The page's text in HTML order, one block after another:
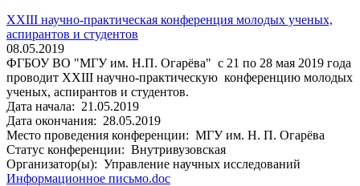
XXIII научно-практическая конференция молодых ученых,
аспирантов и студентов
08.05.2019
ФГБОУ ВО "МГУ им. Н.П. Огарёва" с 21 по 28 мая 2019 года
проводит XXIII научно-практическую конференцию молодых
ученых, аспирантов и студентов.
Дата начала: 21.05.2019
Дата окончания: 28.05.2019
Место проведения конференции: МГУ им. Н. П. Огарёва
Статус конференции: Внутривузовская
Организатор(ы): Управление научных исследований
Информационное письмо.doc